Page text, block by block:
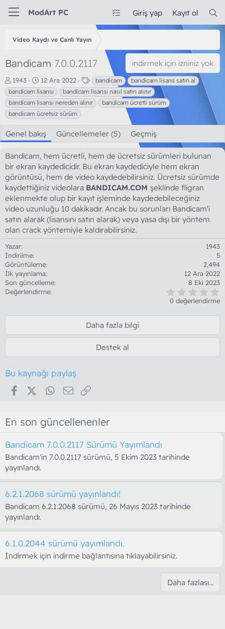
ModArt PC Giriş yap Kayıt ol
Video Kaydı ve Canlı Yayın
Bandicam 7.0.0.2117 indirmek için izniniz yok
Y
a
z
a
r
1943
O
l
u
ş
t
u
r
u
m
a
t
a
r
i
h
i
12 Ara 2022
E
t
i
k
t
l
e
bandicam
bandicam lisans satın al
bandicam lisansı
bandicam lisansı nasıl satın alınır
bandicam lisansı nereden alınır
bandicam ücretli sürüm
bandicam ücretsiz sürüm
Genel bakış Güncellemeler (5) Geçmiş
Bandicam, hem ücretli, hem de ücretsiz sürümleri bulunan
bir ekran kaydedicidir. Bu ekran kaydediciyle hem ekran
görüntüsü, hem de video kaydedebilirsiniz. Ücretsiz sürümde
kaydettiğiniz videolara BANDICAM.COM şeklinde fligran
eklenmekte olup bir kayıt işleminde kaydedebileceğiniz
video uzunluğu 10 dakikadır. Ancak bu sorunları Bandicam'i
satın alarak (lisansını satın alarak) veya yasa dışı bir yöntem
olan crack yöntemiyle kaldırabilirsiniz.
Yazar
1943
İndirilme
5
Görüntüleme
2,494
İlk yayınlama
12 Ara 2022
Son güncelleme
8 Eki 2023
Değerlendirme
.
0
0 değerlendirme
Daha fazla bilgi
Destek al
Bu kaynağı paylaş
FacebookX (Twitter)WhatsApp
E-posta
En son güncellenenler
Bandicam 7.0.0.2117 Sürümü Yayımlandı
Bandicam'in 7.0.0.2117 sürümü, 5 Ekim 2023 tarihinde
yayınlandı.
6.2.1.2068 sürümü yayınlandı!
Bandicam 6.2.1.2068 sürümü, 26 Mayıs 2023 tarihinde
yayınlandı.
6.1.0.2044 sürümü yayımlandı.
İndirmek için indirme bağlantısına tıklayabilirsiniz.
Daha fazlası…